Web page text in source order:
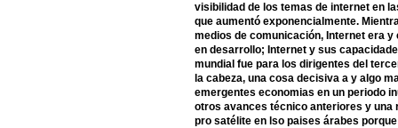
visibilidad de los temas de internet en
que aumentó exponencialmente.
medios de comunicación, Internet era y
en desarrollo; Internet y sus
mundial fue para los dirigentes del
la cabeza, una cosa decisiva a y algo
emergentes economias en un periodo
otros avances técnico anteriores y una
pro satélite en lso paises árabes